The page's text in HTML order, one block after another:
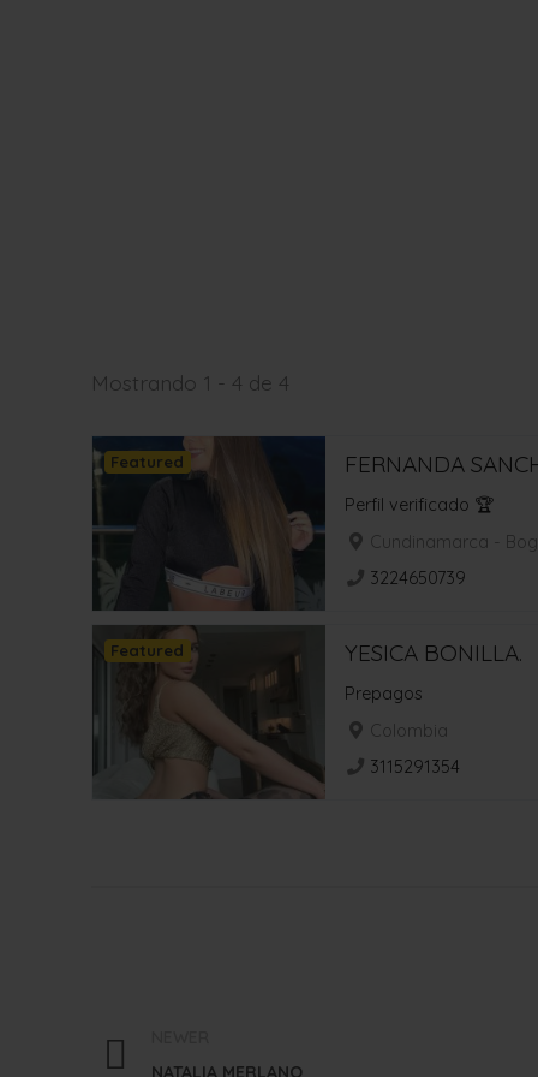
Mostrando 1 - 4 de 4
Featured FERNANDA
Perfil verificado 🏆
Cundinamarca -
3224650739
Featured YESICA BONILLA.
Prepagos
Colombia
3115291354
NATALIA MERLANO